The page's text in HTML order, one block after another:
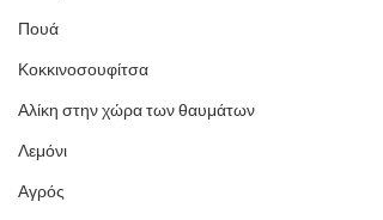
Πουά
Κοκκινοσουφίτσα
Αλίκη στην χώρα των θαυμάτων
Λεμόνι
Αγρός